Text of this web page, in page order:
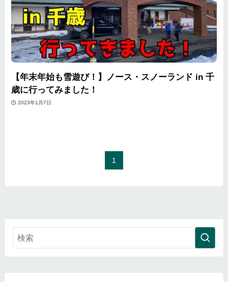
【年末年始も雪遊び！】ノース・スノーランド in 千
歳に行ってみました！
2023年1月7日
1